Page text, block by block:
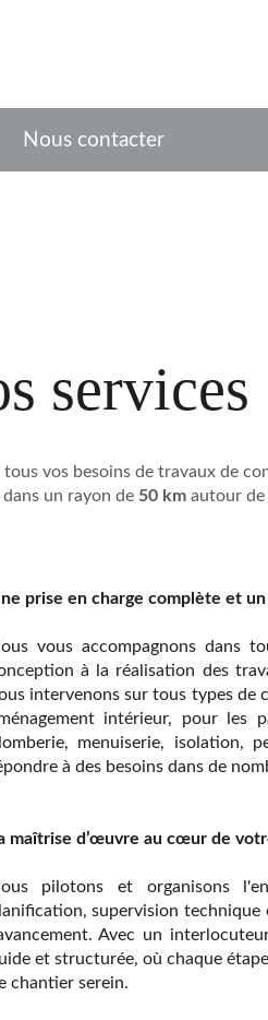
Nous contacter
services
vos besoins de travaux de
un rayon de 50 km autour de
prise en charge complète et
vous accompagnons dans
à la réalisation des
intervenons sur tous types de
intérieur, pour les
menuiserie, isolation,
à des besoins dans de
maîtrise d’œuvre au cœur de
pilotons et organisons
supervision
Avec un
et structurée, où chaque
chantier serein.